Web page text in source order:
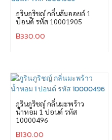
ภูรินภูริชญ์ กลิ่นส้มออยล์ 1
ปอนด์ รหัส 10001905
฿330.00
ภูรินภูริชญ์ กลิ่นมะพร้าว
น้ำหอม 1 ปอนด์ รหัส
10000496
฿130.00